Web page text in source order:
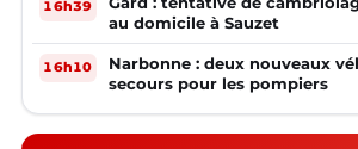
16h39
au domicile à Sauzet
16h10
Narbonne : deux nouveaux
secours pour les pompiers